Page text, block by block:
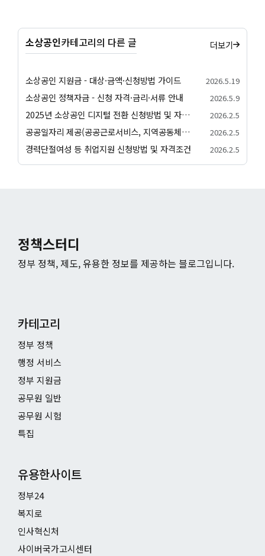
소상공인카테고리의 다른 글 더보기
소상공인 지원금 - 대상·금액·신청방법 가이드 2026.5.19
소상공인 정책자금 - 신청 자격·금리·서류 안내 2026.5.9
2025년 소상공인 디지털 전환 신청방법 및 자격조건 2026.2.5
공공일자리 제공(공공근로서비스, 지역공동체일자리) 신청방법 및 자격조건 2026.2.5
경력단절여성 등 취업지원 신청방법 및 자격조건 2026.2.5
정책스터디
정부 정책, 제도, 유용한 정보를 제공하는 블로그입니다.
카테고리
정부 정책
행정 서비스
정부 지원금
공무원 일반
공무원 시험
특집
유용한사이트
정부24
복지로
인사혁신처
사이버국가고시센터